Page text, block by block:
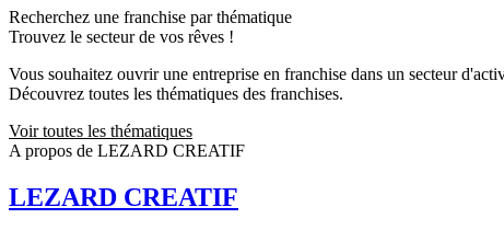
Recherchez une franchise par thématique
Trouvez le secteur de vos rêves !
Vous souhaitez ouvrir une entreprise en franchise dans un secteur
Découvrez toutes les thématiques des franchises.
Voir toutes les thématiques
A propos de LEZARD CREATIF
LEZARD CREATIF